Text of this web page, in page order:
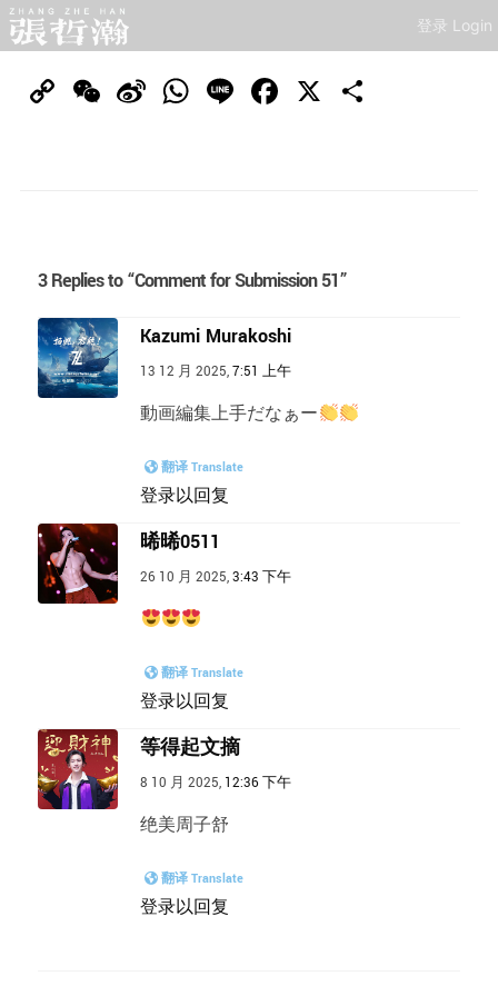
登录 Login
CopyWeChat
SinaWhatsApp
Line Facebook
X
3 Replies to “Comment for Submission 51”
Kazumi Murakoshi
13 12 月 2025,7:51 上午
動画編集上手だなぁー
翻译 Translate
登录以回复
晞晞0511
26 10 月 2025,3:43 下午
翻译 Translate
登录以回复
等得起文摘
8 10 月 2025, 12:36 下午
绝美周子舒
翻译 Translate
登录以回复